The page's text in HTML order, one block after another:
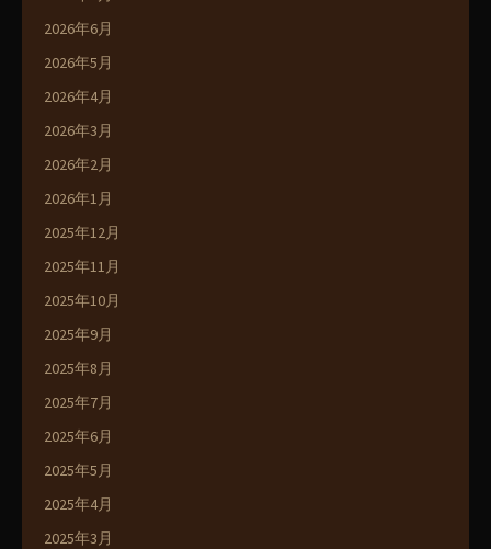
2026年6月
2026年5月
2026年4月
2026年3月
2026年2月
2026年1月
2025年12月
2025年11月
2025年10月
2025年9月
2025年8月
2025年7月
2025年6月
2025年5月
2025年4月
2025年3月